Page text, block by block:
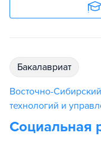
бакалавриат
Восточно-
технологий и
Социальная